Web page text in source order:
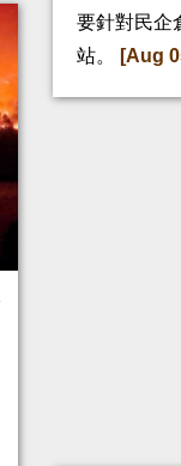
要針對民企
站。
[Aug